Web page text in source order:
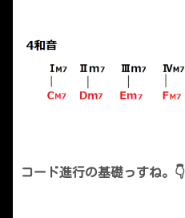
コード進行の基礎っすね。👇